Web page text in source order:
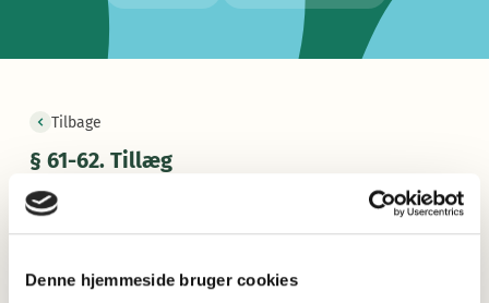
Denne hjemmeside bruger cookies
Tilbage
§ 61-62. Tillæg
§62 Om stavning af udråbsord og lydord